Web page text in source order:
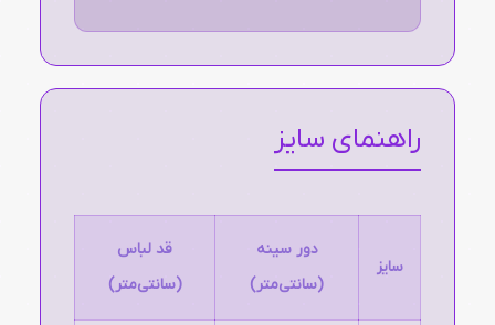
راهنمای سایز
سایز
دور سینه
(سانتی‌متر)
قد لباس
(سانتی‌متر)